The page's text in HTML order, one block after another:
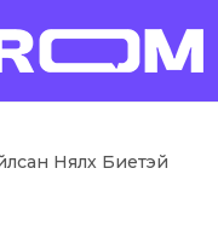
Нялх Биетэй